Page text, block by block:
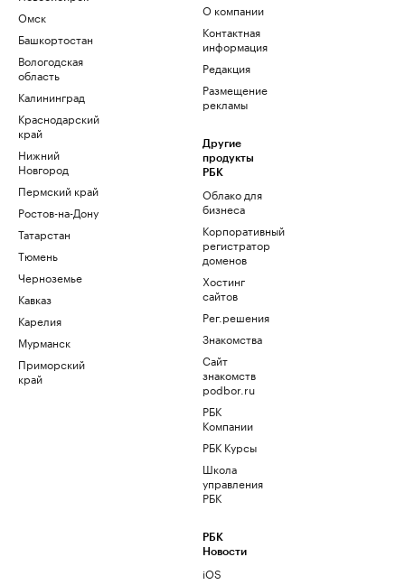
Омск
Башкортостан
Вологодская
область
Калининград
Краснодарский
край
Нижний
Новгород
Пермский край
Ростов-на-Дону
Татарстан
Тюмень
Черноземье
Кавказ
Карелия
Мурманск
Приморский
край
О компании
Контактная
информация
Редакция
Размещение
рекламы
Другие
продукты
РБК
Облако для
бизнеса
Корпоративный
регистратор
доменов
Хостинг
сайтов
Рег.решения
Знакомства
Сайт
знакомств
podbor.ru
РБК
Компании
РБК Курсы
Школа
управления
РБК
РБК
Новости
iOS